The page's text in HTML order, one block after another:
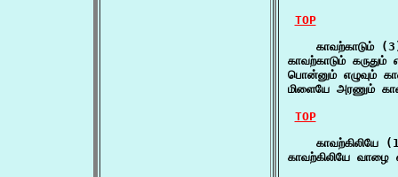
TOP
காவற்காடும்
காவற்காடும்
பொன்னும் எழுவும்
மிளையே அரணும்
TOP
காவற்கிலியே
காவற்கிலியே